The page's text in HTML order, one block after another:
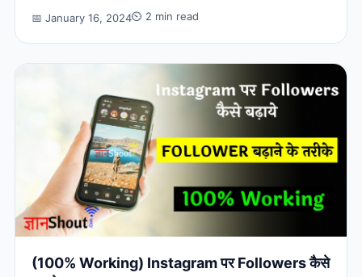
📅 January 16, 2024⏲ 2 min read
(100% Working) Instagram पर Followers कैसे